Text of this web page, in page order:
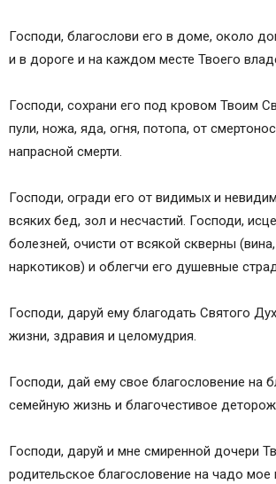
Господи, благослови его в доме, около
и в дороге и на каждом месте Твоего
Господи, сохрани его под кровом Твоим
пули, ножа, яда, огня, потопа, от
напрасной смерти.
Господи, огради его от видимых и
всяких бед, зол и несчастий. Господи,
болезней, очисти от всякой скверны
наркотиков) и облегчи его душевные
Господи, даруй ему благодать Святого
жизни, здравия и целомудрия.
Господи, дай ему свое благословение на
семейную жизнь и благочестивое
Господи, даруй и мне смиренной дочери
родительское благословение на чадо